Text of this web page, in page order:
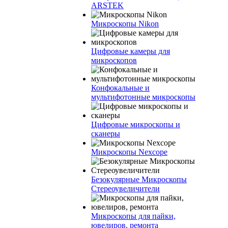
ARSTEK
Микроскопы Nikon
Цифровые камеры для
микроскопов
Конфокальные и
мультифотонные микроскопы
Цифровые микроскопы и
сканеры
Микроскопы Nexcope
Безокулярные Микроскопы
Стереоувеличители
Микроскопы для пайки,
ювелиров, ремонта